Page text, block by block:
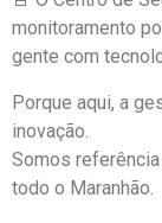
monitoramento
gente com
Porque aqui, a
inovação.
Somos
todo o Maranhão.